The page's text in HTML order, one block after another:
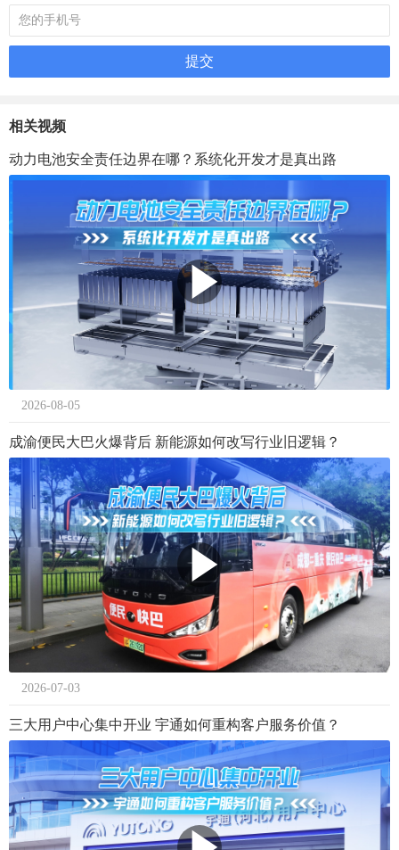
相关视频
动力电池安全责任边界在哪？系统化开发才是真出路
2026-08-05
成渝便民大巴火爆背后 新能源如何改写行业旧逻辑？
2026-07-03
三大用户中心集中开业 宇通如何重构客户服务价值？